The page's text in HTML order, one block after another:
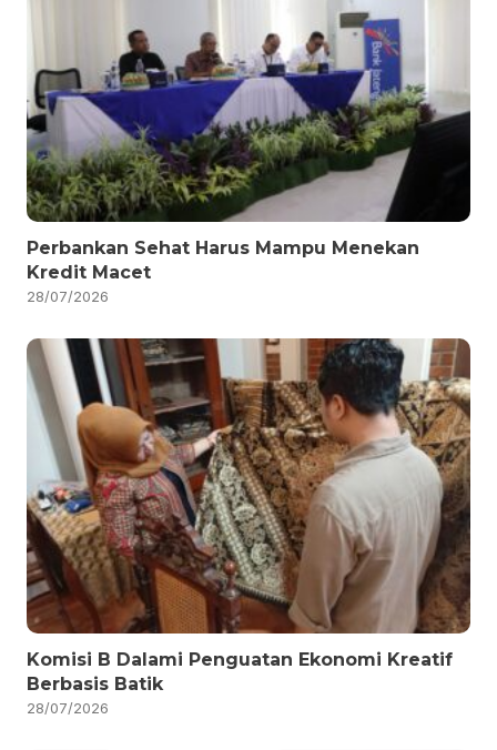
Perbankan Sehat Harus Mampu Menekan
Kredit Macet
28/07/2026
Komisi B Dalami Penguatan Ekonomi Kreatif
Berbasis Batik
28/07/2026